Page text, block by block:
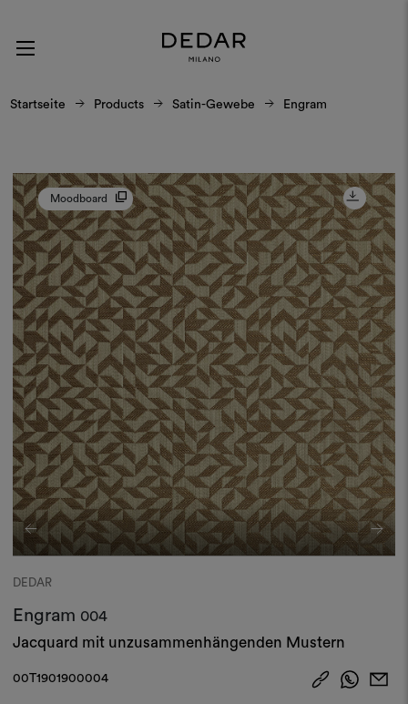
Startseite Products Satin-Gewebe Engram
Moodboard
DEDAR
Engram 004
Jacquard mit unzusammenhängenden Mustern
00T1901900004